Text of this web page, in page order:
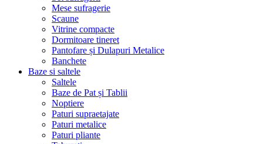
Mese sufragerie
Scaune
Vitrine compacte
Dormitoare tineret
Pantofare și Dulapuri Metalice
Banchete
Baze si saltele
Saltele
Baze de Pat și Tablii
Noptiere
Paturi supraetajate
Paturi metalice
Paturi pliante